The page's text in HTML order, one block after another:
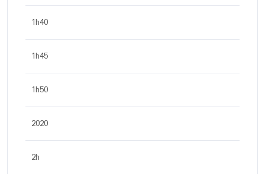
1h40
1h45
1h50
2020
2h